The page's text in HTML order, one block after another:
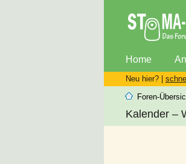
Home
Neu hier? |
Foren-
Kalender –